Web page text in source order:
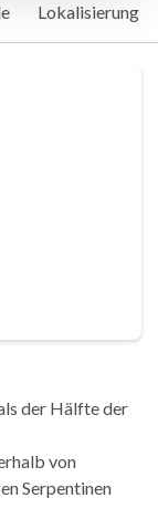
Lokalisierung
der Hälfte der
von
Serpentinen